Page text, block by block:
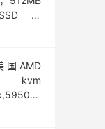
空
季付$9
国AMD
）
阿密、